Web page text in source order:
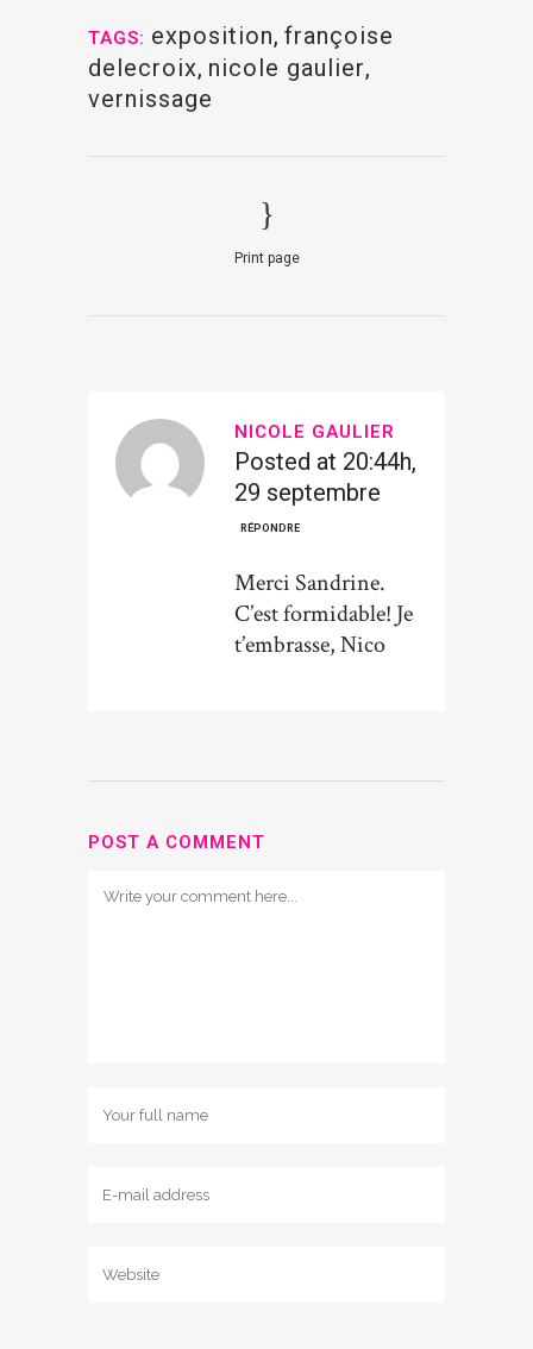
TAGS: exposition, françoise
delecroix, nicole gaulier,
vernissage
Print page
NICOLE GAULIER
Posted at 20:44h,
29 septembre
RÉPONDRE
Merci Sandrine.
C’est formidable! Je
t’embrasse, Nico
POST A COMMENT